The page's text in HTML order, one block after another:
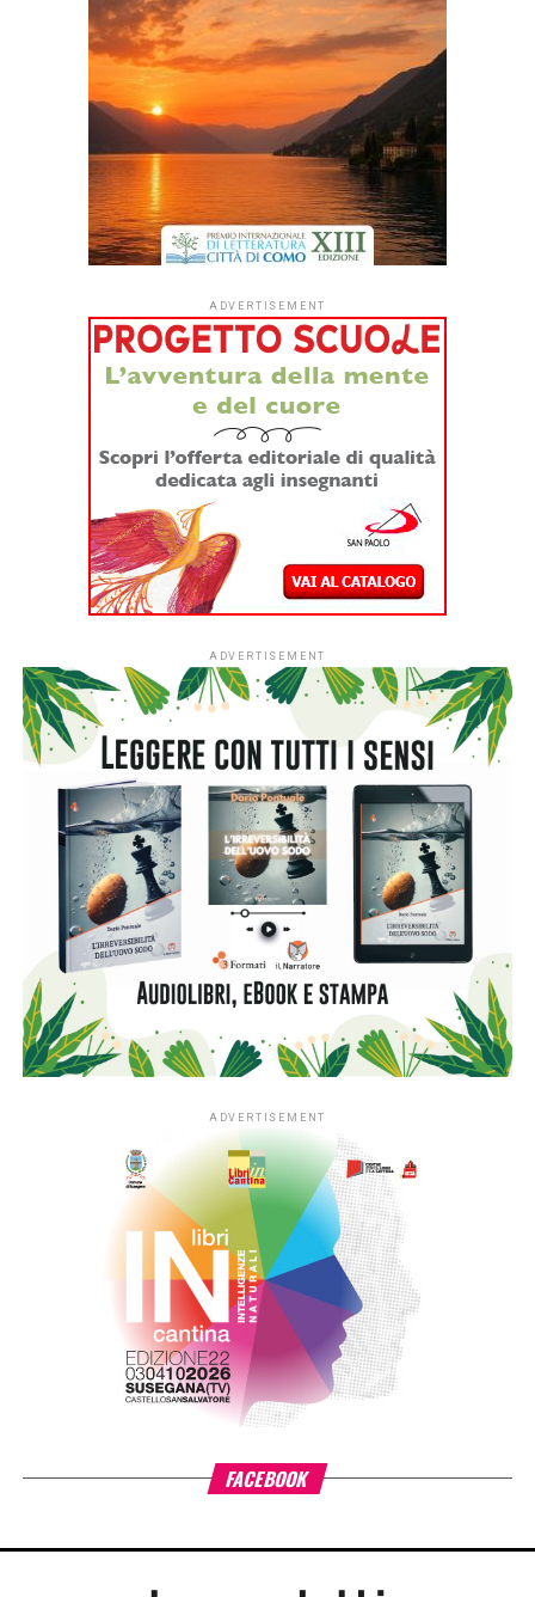
Il Premio San Ginesio “All’Arte dell’Attore” cambia nome: da
quest’anno sarà intitolato a Remo Girone.
Maria Paiato e Valerio Binasco i vincitori dell’edizione
2026 giuria rinnovata presieduta da Alessio Boni
La cerimonia si terrà il 25 agosto, in apertura della settima
edizione del Ginesio Fest
(25-30 agosto, San Ginesio)
San Ginesio (MC) – Da quest’anno il Premio San Ginesio
“All’Arte dell’Attore” cambia nome e diventa Premio Remo
ideatore del riconoscimento e figura fondativa del premio,
scomparso lo scorso ottobre. Una scelta che il festival
descrive come un modo per riconoscere «una continuità
ideale», affidando il futuro del premio a quell’idea alta e
radicale di teatro che il percorso artistico e umano di
Girone ha incarnato in tutti questi anni, tra disciplina,
complessità e responsabilità culturale del mestiere
dell’attore.
I vincitori dell’edizione 2026: Maria Paiato e Valerio
Binasco
A ricevere il primo Premio Remo Girone “All’Arte
dell’Attore” saranno due tra le voci più autorevoli e
riconosciute del teatro italiano contemporaneo, scelte non
a caso per inaugurare questa nuova fase del
Maria Paiato, diplomata nel 1984 all’Accademia Nazionale
d’Arte Drammatica “Silvio D’Amico”, è da sempre
considerata una delle interpreti più intense e raffinate della
scena italiana, capace di restituire con rara finezza le
sfumature dell’animo femminile. In una carriera che
attraversa quattro decenni ha lavorato con registi come
Luca Ronconi, Mauro Bolognini, Giancarlo Sepe, Maurizio
Scaparro, Antonio Calenda e Nanni Loy, portando in scena
personaggi memorabili come Anna Cappelli e la Medea di
Seneca. Al cinema è stata diretta, tra gli altri, da Francesca
spazio bianco”) e Luca Guadagnino, al fianco di Tilda
Swinton, in “Io sono l’amore”. Un percorso costellato di
Maschera d’Oro, il Premio Hystrio e il Premio Eleonora
Duse, tra gli altri — che ne fanno un’artista “artigiana” nel